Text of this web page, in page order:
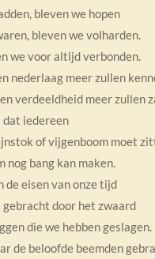
bleven we hopen
bleven we volharden.
we voor altijd verbonden.
nederlaag meer zullen
verdeeldheid meer zullen
dat iedereen
of vijgenboom moet
nog bang kan maken.
de eisen van onze tijd
door het zwaard
die we hebben geslagen.
de beloofde beemden